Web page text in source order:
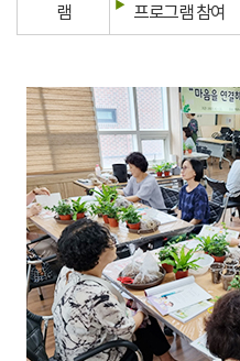
램
프로그램 참여